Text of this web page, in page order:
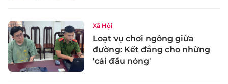
Xã Hội
Loạt vụ chơi ngông giữa
đường: Kết đắng cho những
'cái đầu nóng'